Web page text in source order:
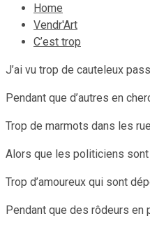
Home
Vendr'Art
C’est trop
J’ai vu trop de cauteleux
Pendant que d’autres en
Trop de marmots dans les
Alors que les politiciens
Trop d’amoureux qui sont
Pendant que des rôdeurs en